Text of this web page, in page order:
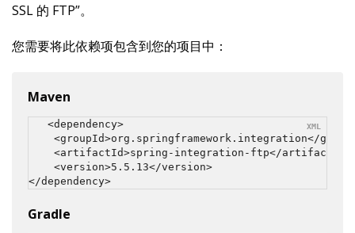
SSL 的 FTP”。
您需要将此依赖项包含到您的项目中：
Maven
<dependency>
<groupId>org.springframework.integration</
    <artifactId>spring-integration-ftp</artifactId>
    <version>5.5.13</version>
</dependency>
Gradle